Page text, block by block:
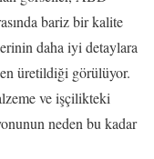
bariz bir kalite
daha iyi detaylara
üretildiği görülüyor.
ve işçilikteki
neden bu kadar